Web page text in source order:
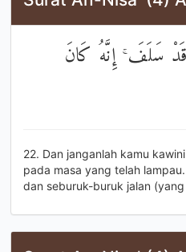
قَدْ سَلَفَ ۚ إِنَّهُ كَانَ
22. Dan janganlah kamu
pada masa yang telah
dan seburuk-buruk jalan